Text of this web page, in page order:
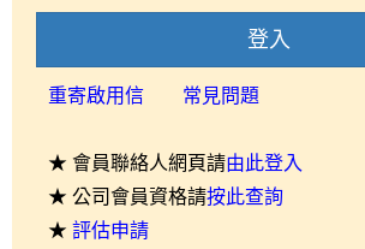
登入
重寄啟用信 常見問題
★ 會員聯絡人網頁請由此登入
★ 公司會員資格請按此查詢
★ 評估申請